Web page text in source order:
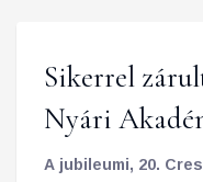
Sikerrel
Nyári
A jubileumi, 20.